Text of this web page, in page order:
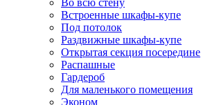
Во всю стену
Встроенные шкафы-купе
Под потолок
Раздвижные шкафы-купе
Открытая секция посередине
Распашные
Гардероб
Для маленького помещения
Эконом